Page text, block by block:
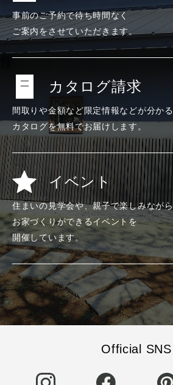
事前のご予約で待ち時間なく
ご案内をさせていただきます。
カタログ請求
間取りや金額など限定情報などが分かる
カタログを無料でお届けします。
イベント
住まいの見学会や、親子で楽しみながら
お家づくりができるイベントを
開催しています。
Official SNS